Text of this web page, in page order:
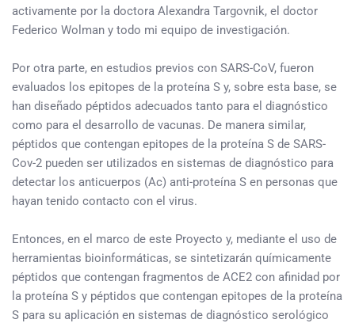
activamente por la doctora Alexandra Targovnik, el doctor
Federico Wolman y todo mi equipo de investigación.
Por otra parte, en estudios previos con SARS-CoV, fueron
evaluados los epitopes de la proteína S y, sobre esta base, se
han diseñado péptidos adecuados tanto para el diagnóstico
como para el desarrollo de vacunas. De manera similar,
péptidos que contengan epitopes de la proteína S de SARS-
Cov-2 pueden ser utilizados en sistemas de diagnóstico para
detectar los anticuerpos (Ac) anti-proteína S en personas que
hayan tenido contacto con el virus.
Entonces, en el marco de este Proyecto y, mediante el uso de
herramientas bioinformáticas, se sintetizarán químicamente
péptidos que contengan fragmentos de ACE2 con afinidad por
la proteína S y péptidos que contengan epitopes de la proteína
S para su aplicación en sistemas de diagnóstico serológico